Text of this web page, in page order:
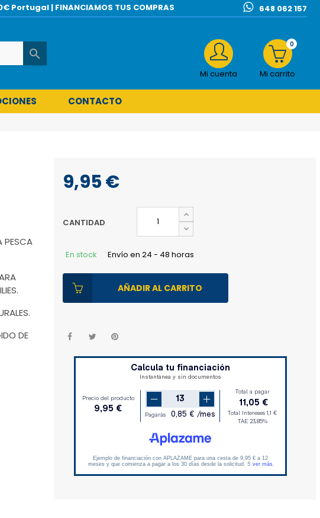
| FINANCIAMOS TUS COMPRAS 648 062 157
search
0
Mi carrito
Mi cuenta
CONTACTO
PESCA
DE
9,95 €
CANTIDAD
En stock Envío en 24 - 48 horas
AÑADIR AL CARRITO